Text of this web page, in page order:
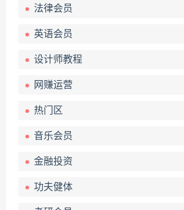
法律会员
英语会员
设计师教程
网赚运营
热门区
音乐会员
金融投资
功夫健体